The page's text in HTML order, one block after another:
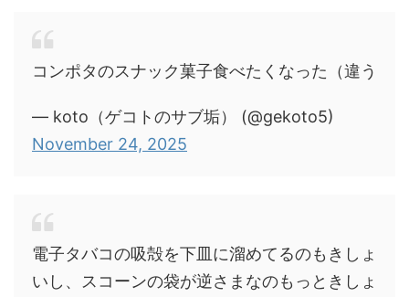
コンポタのスナック菓子食べたくなった（違う
— koto（ゲコトのサブ垢） (@gekoto5)
November 24, 2025
電子タバコの吸殻を下皿に溜めてるのもきしょ
いし、スコーンの袋が逆さまなのもっときしょ